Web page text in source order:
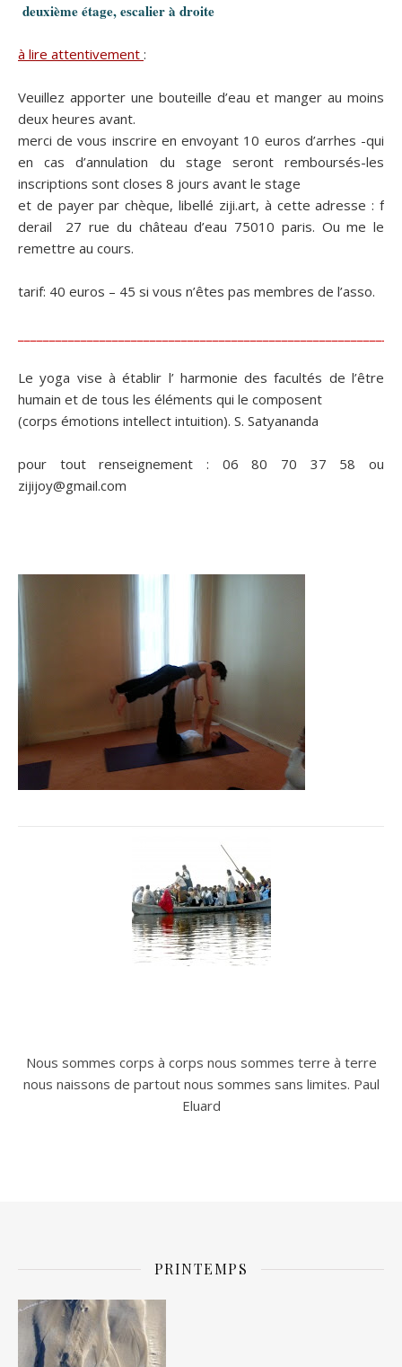
deuxième étage, escalier à droite
à lire attentivement :
Veuillez apporter une bouteille d’eau et manger au moins
deux heures avant.
merci de vous inscrire en envoyant 10 euros d’arrhes -qui
en cas d’annulation du stage seront remboursés-les
inscriptions sont closes 8 jours avant le stage
et de payer par chèque, libellé ziji.art, à cette adresse : f
derail 27 rue du château d’eau 75010 paris. Ou me le
remettre au cours.
tarif: 40 euros – 45 si vous n’êtes pas membres de l’asso.
Le yoga vise à établir l’ harmonie des facultés de l’être
humain et de tous les éléments qui le composent
(corps émotions intellect intuition). S. Satyananda
pour tout renseignement : 06 80 70 37 58 ou
zijijoy@gmail.com
Nous sommes corps à corps nous sommes terre à terre
nous naissons de partout nous sommes sans limites. Paul
Eluard
PRINTEMPS